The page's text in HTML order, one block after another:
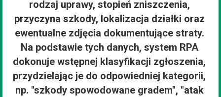
rodzaj uprawy, stopień zniszczenia,
przyczyna szkody, lokalizacja działki oraz
ewentualne zdjęcia dokumentujące straty.
Na podstawie tych danych, system RPA
dokonuje wstępnej klasyfikacji zgłoszenia,
przydzielając je do odpowiedniej kategorii,
np. "szkody spowodowane gradem", "atak